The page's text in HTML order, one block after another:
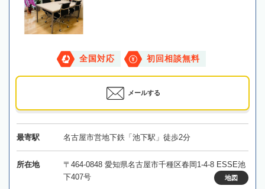
全国対応 初回相談無料
メールする
最寄駅 名古屋市営地下鉄「池下駅」徒歩2分
所在地
〒464-0848 愛知県名古屋市千種区春岡1-4-8 ESSE池
下407号
地図